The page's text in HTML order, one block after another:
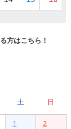
方はこちら！
土 日
1 2